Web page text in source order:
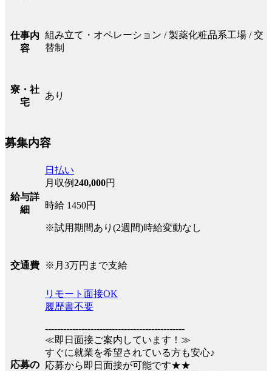
仕事内
容
組み立て・オペレーション / 製薬化粧品系工場 / 交
替制
寮・社
宅
あり
募集内容
給与詳
細
日払い
月収例240,000円
時給 1450円
※試用期間あり(2週間)時給変動なし
交通費 ※月3万円まで支給
応募の
リモート面接OK
履歴書不要
----------------------------------------------
≪即日面接ご案内しています！≫
すぐに就業を希望されている方も安心♪
応募から即日面接が可能です★★